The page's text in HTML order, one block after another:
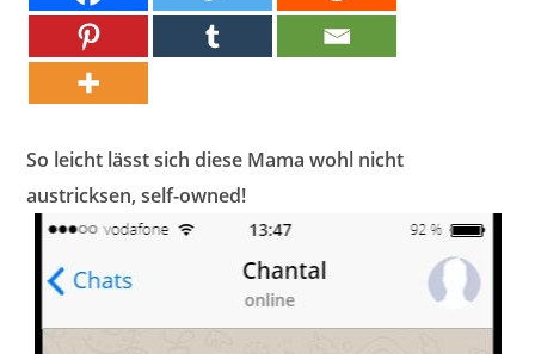
So leicht lässt sich diese Mama wohl nicht
austricksen, self-owned!